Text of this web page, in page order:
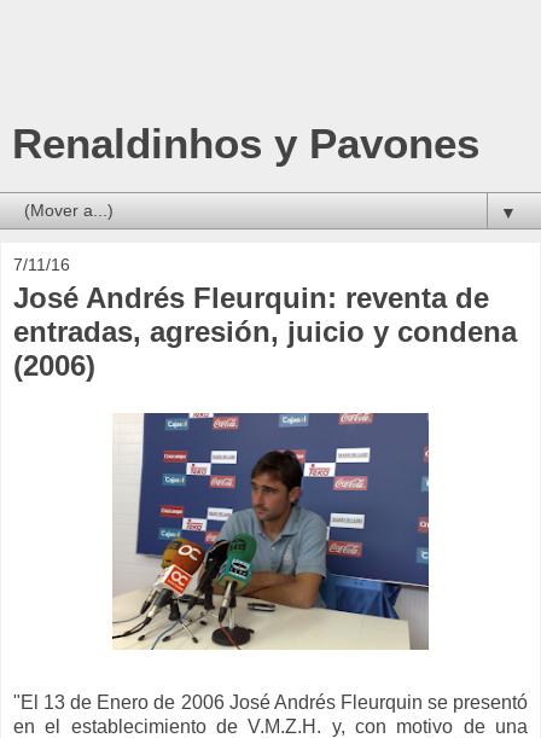
Renaldinhos y Pavones
▼
7/11/16
José Andrés Fleurquin: reventa de
entradas, agresión, juicio y condena
(2006)
"El 13 de Enero de 2006 José Andrés Fleurquin se presentó
en el establecimiento de V.M.Z.H. y, con motivo de una